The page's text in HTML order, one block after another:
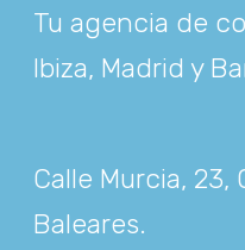
Tu agencia de
Ibiza, Madrid y
Calle Murcia, 23,
Baleares.